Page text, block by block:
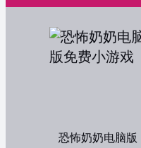
恐怖奶奶电脑版